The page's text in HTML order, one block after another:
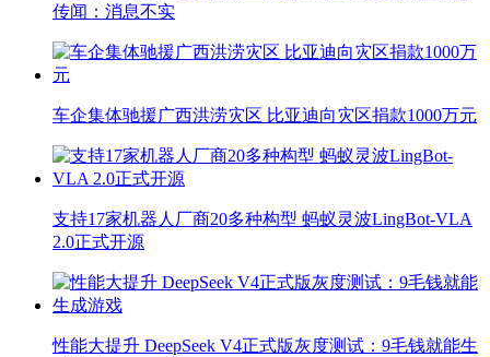
传闻：消息不实
车企集体驰援广西洪涝灾区 比亚迪向灾区捐款1000万元
支持17家机器人厂商20多种构型 蚂蚁灵波LingBot-VLA
2.0正式开源
性能大提升 DeepSeek V4正式版灰度测试：9毛钱就能生